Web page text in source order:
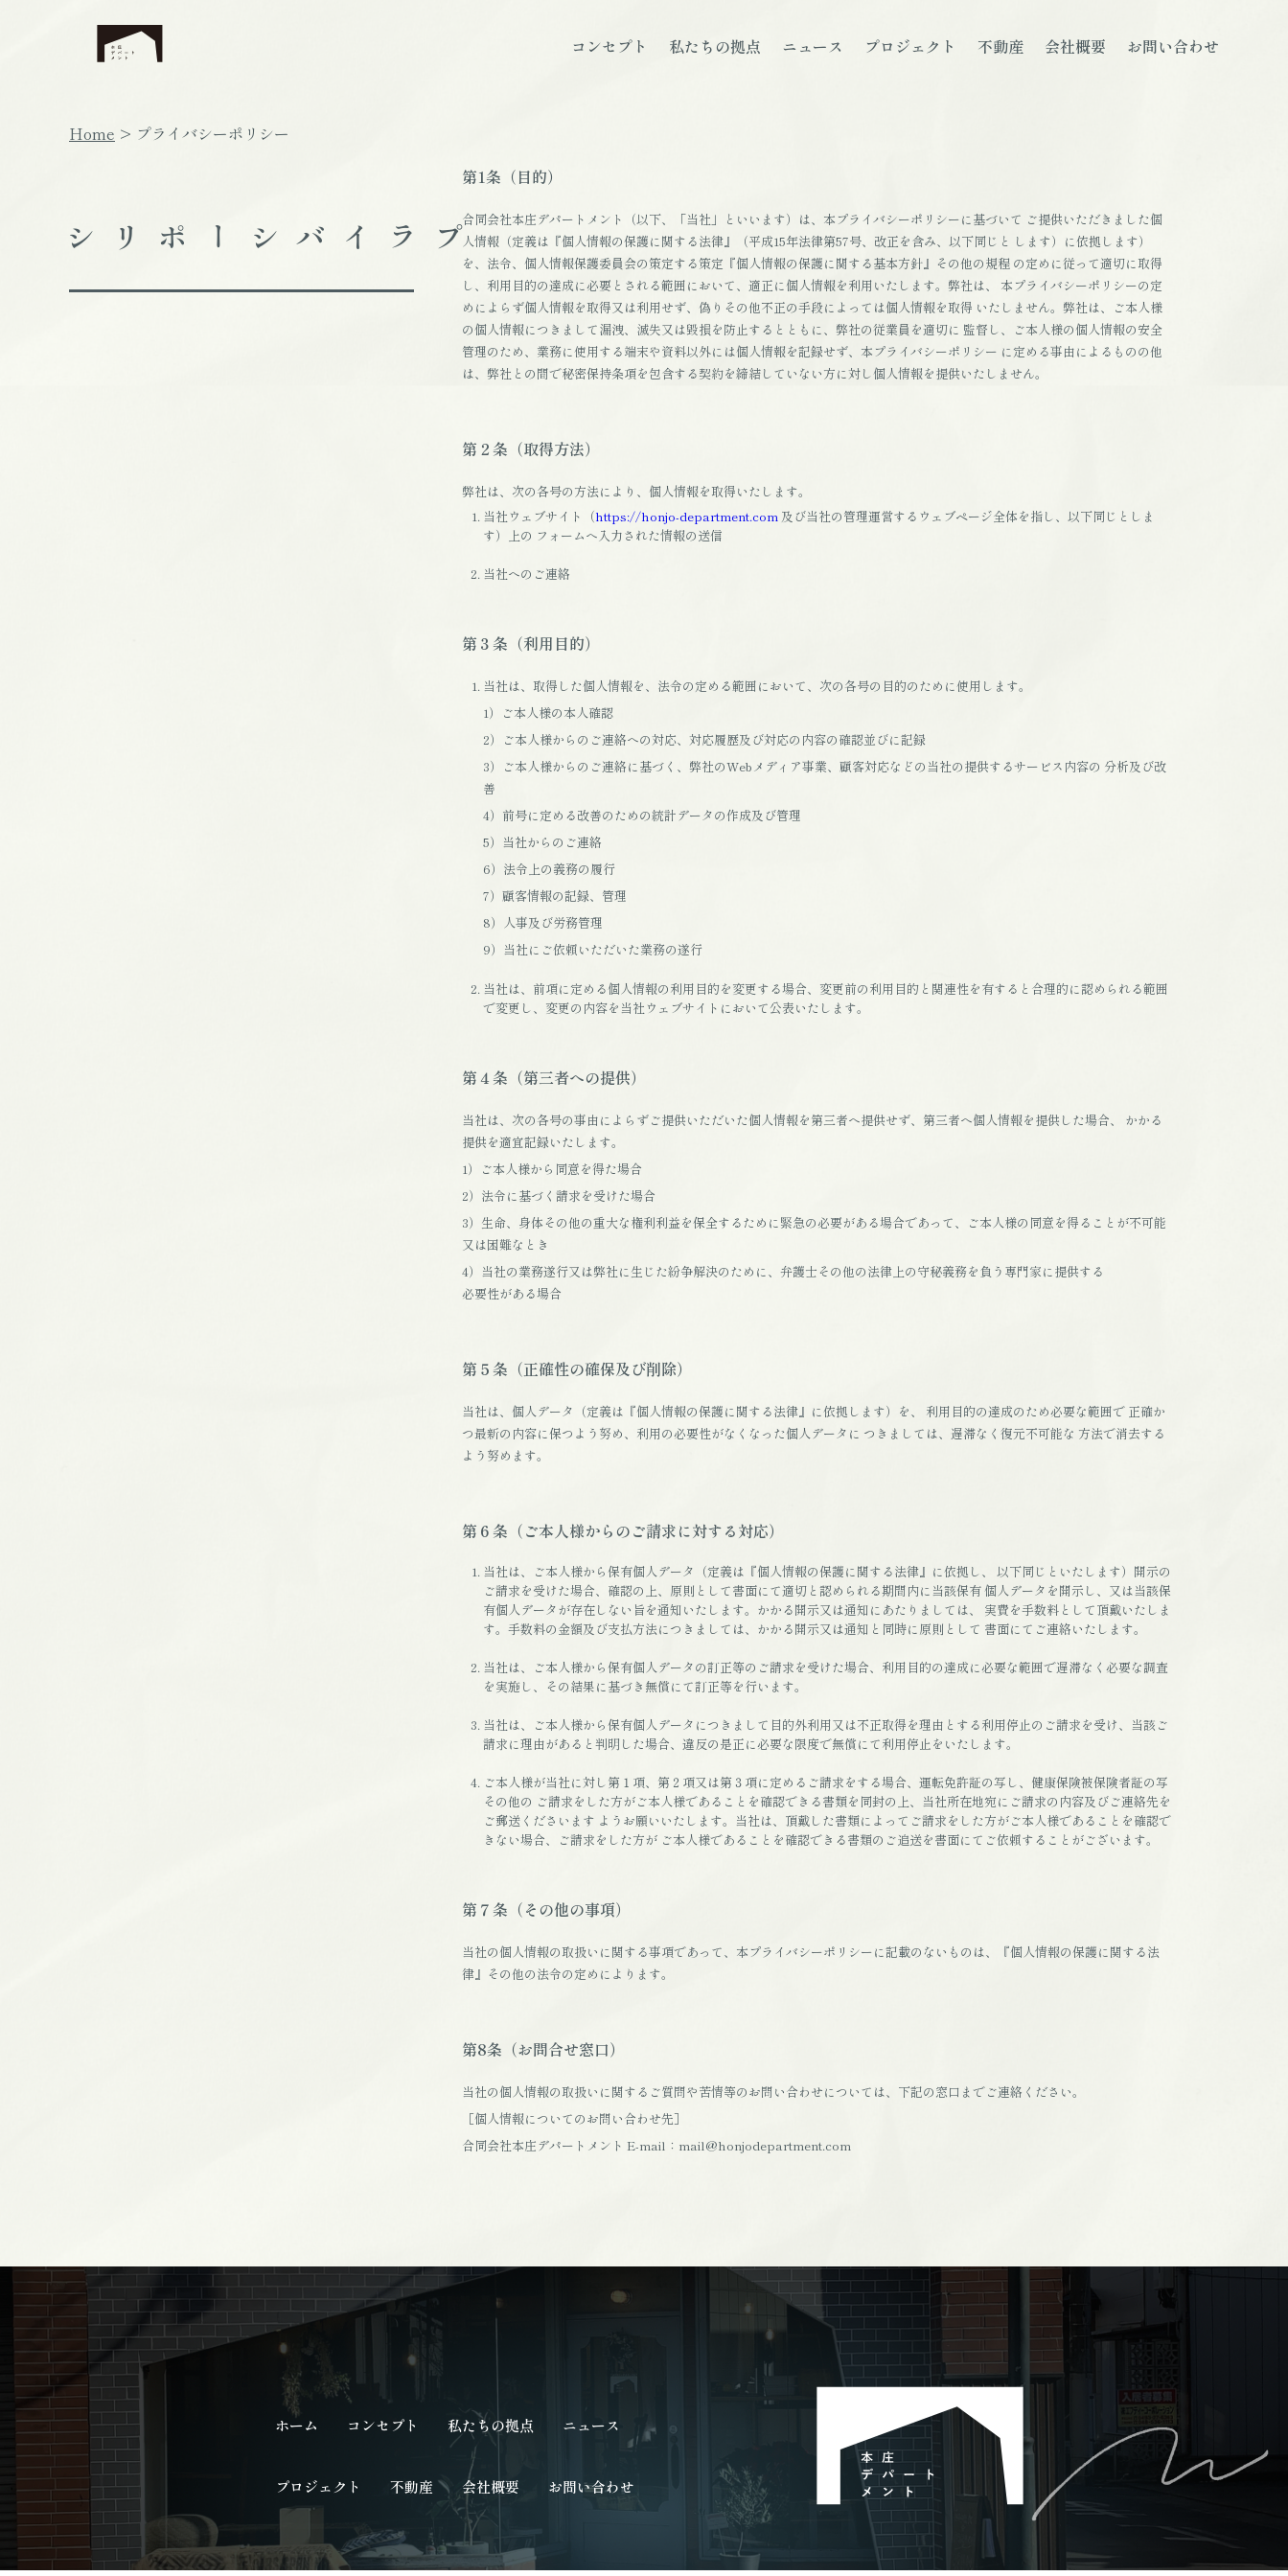
コンセプト 私たちの拠点 ニュース プロジェクト 不動産 会社概要 お問い合わせ
Home プライバシーポリシー
プライバシー
第1条（目的）
合同会社本庄デパートメント（以下、「当社」といいます）は、本プライバシーポリシーに基づいて ご提供いただきました個
人情報（定義は『個人情報の保護に関する法律』（平成15年法律第57号、改正を含み、以下同じと します）に依拠します）
を、法令、個人情報保護委員会の策定する策定『個人情報の保護に関する基本方針』その他の規程 の定めに従って適切に取得
し、利用目的の達成に必要とされる範囲において、適正に個人情報を利用いたします。弊社は、 本プライバシーポリシーの定
めによらず個人情報を取得又は利用せず、偽りその他不正の手段によっては個人情報を取得 いたしません。弊社は、ご本人様
の個人情報につきまして漏洩、滅失又は毀損を防止するとともに、弊社の従業員を適切に 監督し、ご本人様の個人情報の安全
管理のため、業務に使用する端末や資料以外には個人情報を記録せず、本プライバシーポリシー に定める事由によるものの他
は、弊社との間で秘密保持条項を包含する契約を締結していない方に対し個人情報を提供いたしません。
第２条（取得方法）
弊社は、次の各号の方法により、個人情報を取得いたします。
当社ウェブサイト（https://honjo-department.com 及び当社の管理運営するウェブページ全体を指し、以下同じとしま
す）上の フォームへ入力された情報の送信
当社へのご連絡
第３条（利用目的）
当社は、取得した個人情報を、法令の定める範囲において、次の各号の目的のために使用します。
1）ご本人様の本人確認
2）ご本人様からのご連絡への対応、対応履歴及び対応の内容の確認並びに記録
3）ご本人様からのご連絡に基づく、弊社のWebメディア事業、顧客対応などの当社の提供するサービス内容の 分析及び改
善
4）前号に定める改善のための統計データの作成及び管理
5）当社からのご連絡
6）法令上の義務の履行
7）顧客情報の記録、管理
8）人事及び労務管理
9）当社にご依頼いただいた業務の遂行
当社は、前項に定める個人情報の利用目的を変更する場合、変更前の利用目的と関連性を有すると合理的に認められる範囲
で変更し、変更の内容を当社ウェブサイトにおいて公表いたします。
第４条（第三者への提供）
当社は、次の各号の事由によらずご提供いただいた個人情報を第三者へ提供せず、第三者へ個人情報を提供した場合、 かかる
提供を適宜記録いたします。
1）ご本人様から同意を得た場合
2）法令に基づく請求を受けた場合
3）生命、身体その他の重大な権利利益を保全するために緊急の必要がある場合であって、ご本人様の同意を得ることが不可能
又は困難なとき
4）当社の業務遂行又は弊社に生じた紛争解決のために、弁護士その他の法律上の守秘義務を負う専門家に提供する
必要性がある場合
第５条（正確性の確保及び削除）
当社は、個人データ（定義は『個人情報の保護に関する法律』に依拠します）を、 利用目的の達成のため必要な範囲で 正確か
つ最新の内容に保つよう努め、利用の必要性がなくなった個人データに つきましては、遅滞なく復元不可能な 方法で消去する
よう努めます。
第６条（ご本人様からのご請求に対する対応）
当社は、ご本人様から保有個人データ（定義は『個人情報の保護に関する法律』に依拠し、 以下同じといたします）開示の
ご請求を受けた場合、確認の上、原則として書面にて適切と認められる期間内に当該保有 個人データを開示し、又は当該保
有個人データが存在しない旨を通知いたします。かかる開示又は通知にあたりましては、 実費を手数料として頂戴いたしま
す。手数料の金額及び支払方法につきましては、かかる開示又は通知と同時に原則として 書面にてご連絡いたします。
当社は、ご本人様から保有個人データの訂正等のご請求を受けた場合、利用目的の達成に必要な範囲で遅滞なく必要な調査
を実施し、その結果に基づき無償にて訂正等を行います。
当社は、ご本人様から保有個人データにつきまして目的外利用又は不正取得を理由とする利用停止のご請求を受け、当該ご
請求に理由があると判明した場合、違反の是正に必要な限度で無償にて利用停止をいたします。
ご本人様が当社に対し第１項、第２項又は第３項に定めるご請求をする場合、運転免許証の写し、健康保険被保険者証の写
その他の ご請求をした方がご本人様であることを確認できる書類を同封の上、当社所在地宛にご請求の内容及びご連絡先を
ご郵送くださいます ようお願いいたします。当社は、頂戴した書類によってご請求をした方がご本人様であることを確認で
きない場合、ご請求をした方が ご本人様であることを確認できる書類のご追送を書面にてご依頼することがございます。
第７条（その他の事項）
当社の個人情報の取扱いに関する事項であって、本プライバシーポリシーに記載のないものは、『個人情報の保護に関する法
律』その他の法令の定めによります。
第8条（お問合せ窓口）
当社の個人情報の取扱いに関するご質問や苦情等のお問い合わせについては、下記の窓口までご連絡ください。
［個人情報についてのお問い合わせ先］
合同会社本庄デパートメント E-mail：mail@honjodepartment.com
ホーム コンセプト 私たちの拠点 ニュース
プロジェクト 不動産 会社概要 お問い合わせ